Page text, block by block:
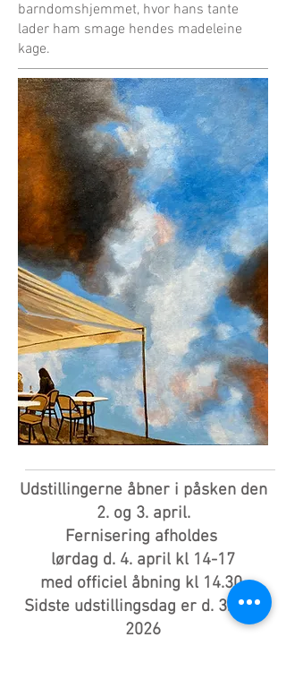
barndomshjemmet, hvor hans tante
lader ham smage hendes madeleine
kage.
Udstillingerne åbner i påsken den
2. og 3. april.
Fernisering afholdes
lørdag d. 4. april kl 14-17
med officiel åbning kl 14.30.
Sidste udstillingsdag er d. 3. maj
2026